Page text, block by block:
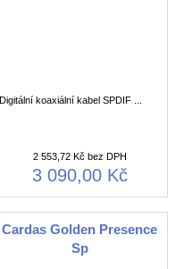
Digitální koaxiální kabel SPDIF ...
2 553,72 Kč bez DPH
3 090,00 Kč
Cardas Golden Presence
Sp